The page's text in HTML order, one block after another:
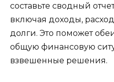
составьте сводный
включая доходы,
долги. Это поможет
общую финансовую
взвешенные решения.